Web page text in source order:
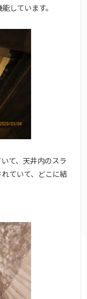
しています。
て、天井内のスラ
ていて、どこに結